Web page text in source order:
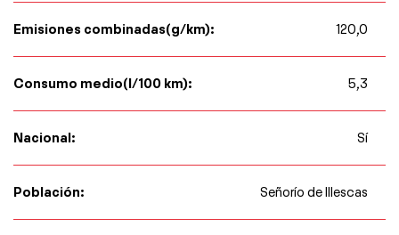
Emisiones combinadas(g/km): 120,0
Consumo medio(l/100 km): 5,3
Nacional: Sí
Población: Señorío de Illescas